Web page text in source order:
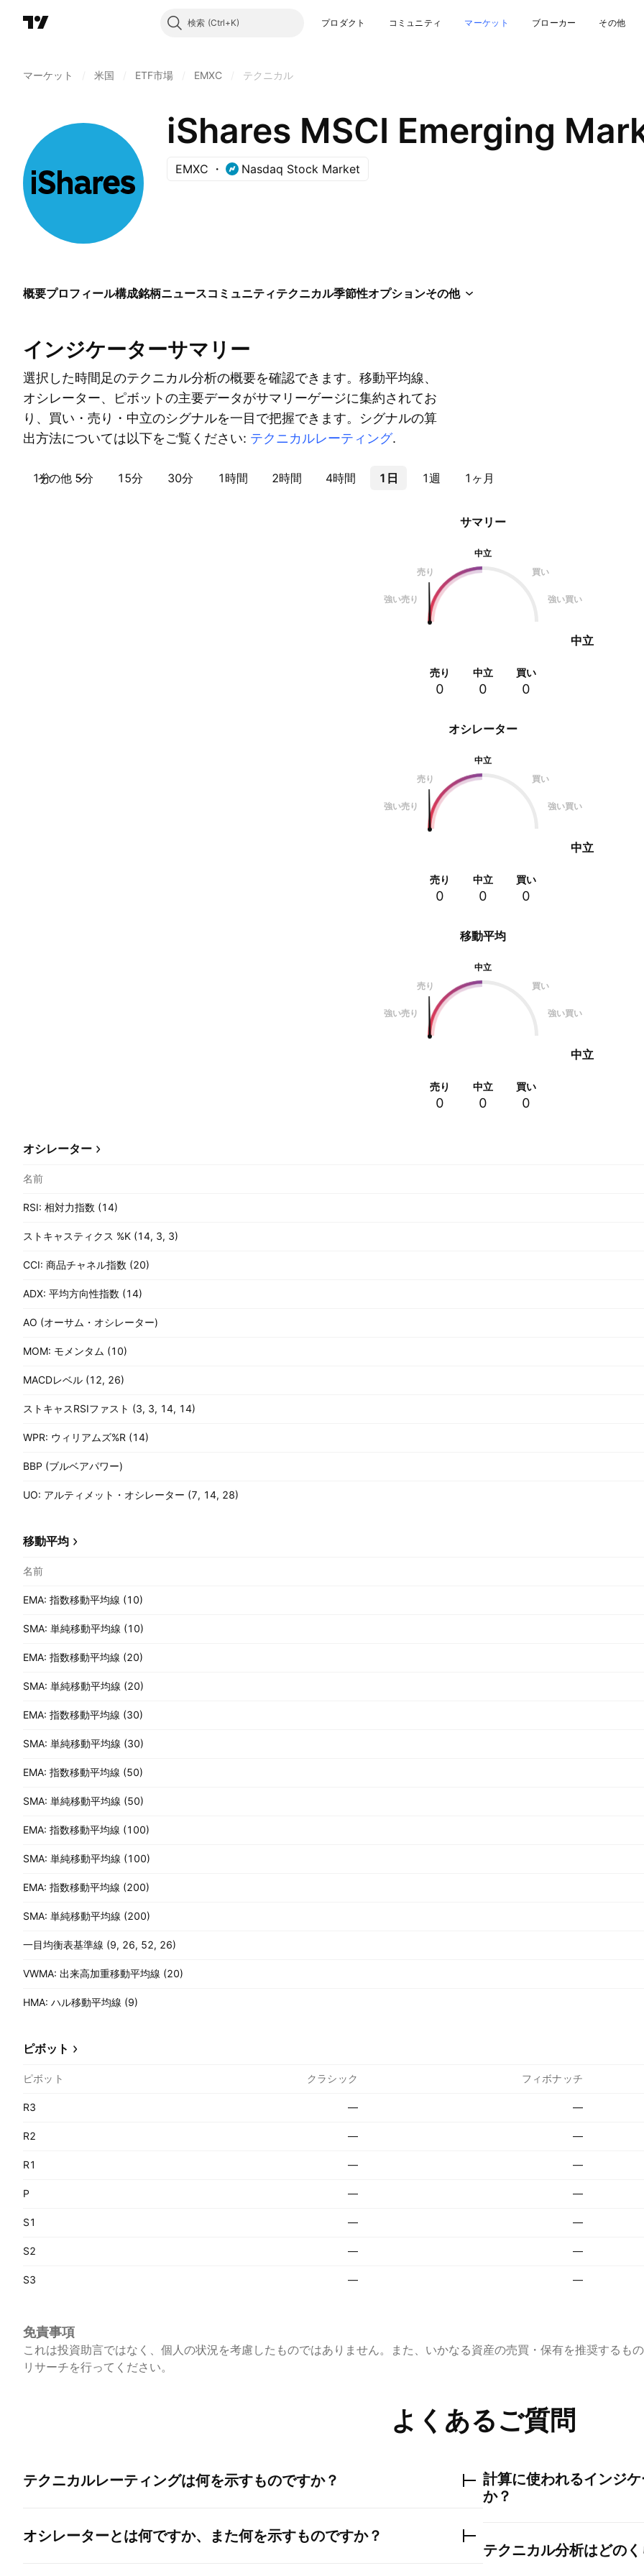
検索 プロダクト コミュニティ マーケット ブローカー その他
マーケット 米国 ETF市場 EMXC テクニカル
EMXC Nasdaq Stock Market
概要プロフィール構成銘柄ニュースコミュニティテクニカル季節性オプションその他
インジケーターサマリー
選択した時間足のテクニカル分析の概要を確認できます。移動平均線、
オシレーター、ピボットの主要データがサマリーゲージに集約されてお
り、買い・売り・中立のシグナルを一目で把握できます。シグナルの算
出方法については以下をご覧ください: テクニカルレーティング.
1分 5分 15分 30分 1時間 2時間 4時間 1日 1週 1ヶ月
その他
オシレーター
中立
売り
買い
強い売り 強い買い
中立
売り
0
中立
0
買い
0
サマリー
中立
売り
買い
強い売り 強い買い
中立
売り
0
中立
0
買い
0
移動平均
中立
売り
買い
強い売り 強い買い
中立
売り
0
中立
0
買い
0
オシレーター
名前
RSI: 相対力指数 (14)
ストキャスティクス %K (14, 3, 3)
CCI: 商品チャネル指数 (20)
ADX: 平均方向性指数 (14)
AO (オーサム・オシレーター)
MOM: モメンタム (10)
MACDレベル (12, 26)
ストキャスRSIファスト (3, 3, 14, 14)
WPR: ウィリアムズ%R (14)
BBP (ブルベアパワー)
UO: アルティメット・オシレーター (7, 14, 28)
移動平均
名前
EMA: 指数移動平均線 (10)
SMA: 単純移動平均線 (10)
EMA: 指数移動平均線 (20)
SMA: 単純移動平均線 (20)
EMA: 指数移動平均線 (30)
SMA: 単純移動平均線 (30)
EMA: 指数移動平均線 (50)
SMA: 単純移動平均線 (50)
EMA: 指数移動平均線 (100)
SMA: 単純移動平均線 (100)
EMA: 指数移動平均線 (200)
SMA: 単純移動平均線 (200)
一目均衡表基準線 (9, 26, 52, 26)
VWMA: 出来高加重移動平均線 (20)
HMA: ハル移動平均線 (9)
ピボット
ピボット クラシック フィボナッチ
R3 — —
R2 — —
R1 — —
P — —
S1 — —
S2 — —
S3 — —
免責事項
これは投資助言ではなく、個人の状況を考慮したものではありません。また、いかなる資産の売買・保有を推奨するもの
リサーチを行ってください。
よくあるご質問
テクニカルレーティングは何を示すものですか？
オシレーターとは何ですか、また何を示すものですか？
計算に使われるインジ
か？
テクニカル分析はどの